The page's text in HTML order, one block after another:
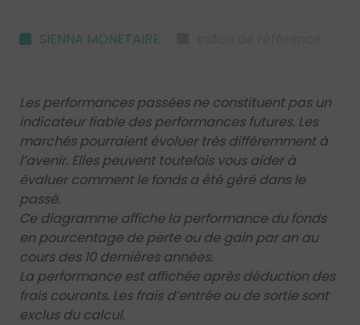
SIENNA MONETAIRE
Les performances passées ne constituent pas un
indicateur fiable des performances futures. Les
marchés pourraient évoluer très différemment à
l’avenir. Elles peuvent toutefois vous aider à
évaluer comment le fonds a été géré dans le
passé.
Ce diagramme affiche la performance du fonds
en pourcentage de perte ou de gain par an au
cours des 10 dernières années.
La performance est affichée après déduction des
frais courants. Les frais d’entrée ou de sortie sont
exclus du calcul.